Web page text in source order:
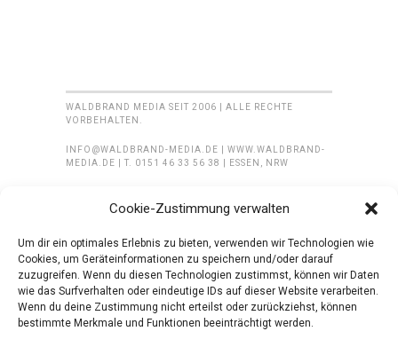
Cookie-Zustimmung verwalten
Um dir ein optimales Erlebnis zu bieten, verwenden wir Technologien wie
Cookies, um Geräteinformationen zu speichern und/oder darauf
zuzugreifen. Wenn du diesen Technologien zustimmst, können wir Daten
wie das Surfverhalten oder eindeutige IDs auf dieser Website verarbeiten.
Wenn du deine Zustimmung nicht erteilst oder zurückziehst, können
bestimmte Merkmale und Funktionen beeinträchtigt werden.
WALDBRAND MEDIA SEIT 2006 | ALLE RECHTE
VORBEHALTEN.
INFO@WALDBRAND-MEDIA.DE | WWW.WALDBRAND-
MEDIA.DE | T. 0151 46 33 56 38 | ESSEN, NRW